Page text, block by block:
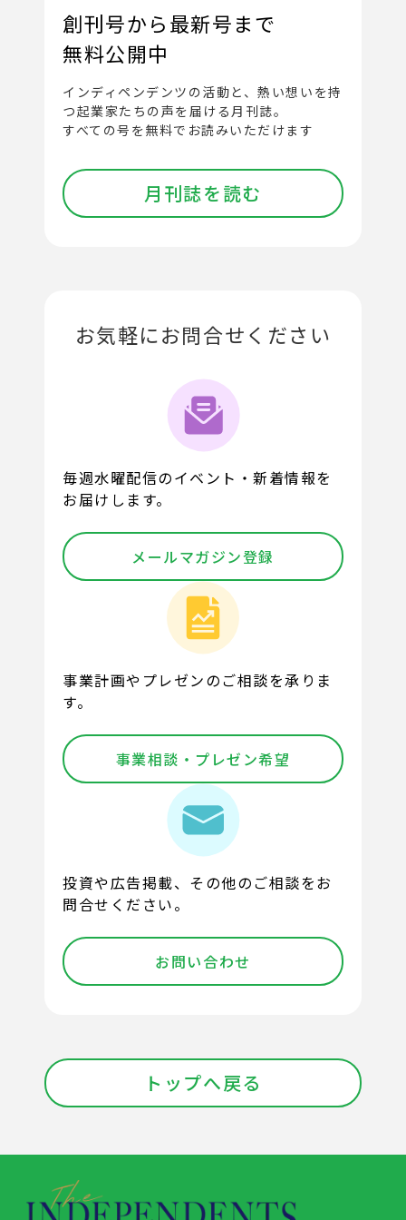
創刊号から最新号まで
無料公開中
インディペンデンツの活動と、熱い想いを持
つ起業家たちの声を届ける月刊誌。
すべての号を無料でお読みいただけます
月刊誌を読む
お気軽にお問合せください
毎週水曜配信のイベント・新着情報を
お届けします。
メールマガジン登録
事業計画やプレゼンのご相談を承りま
す。
事業相談・プレゼン希望
投資や広告掲載、その他のご相談をお
問合せください。
お問い合わせ
トップへ戻る